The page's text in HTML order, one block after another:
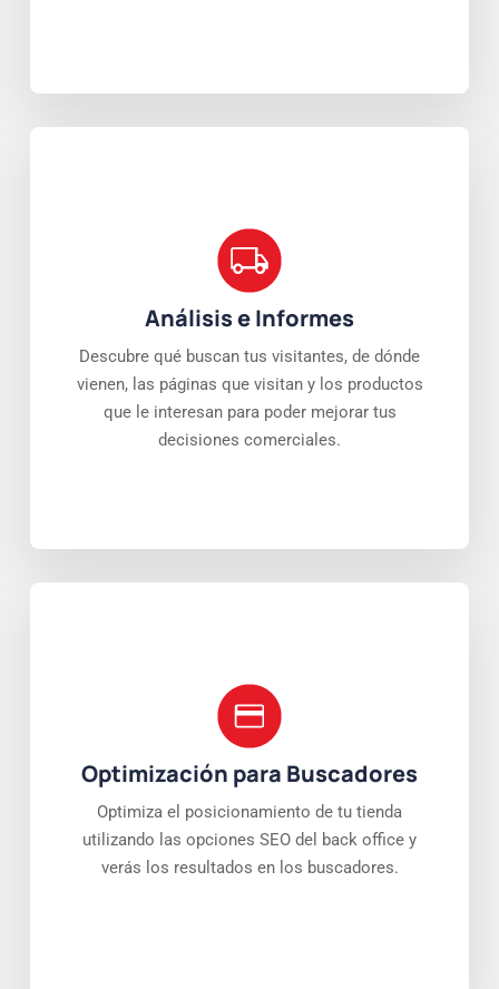
Análisis e Informes
Descubre qué buscan tus visitantes, de dónde
vienen, las páginas que visitan y los productos
que le interesan para poder mejorar tus
decisiones comerciales.
Optimización para Buscadores
Optimiza el posicionamiento de tu tienda
utilizando las opciones SEO del back office y
verás los resultados en los buscadores.